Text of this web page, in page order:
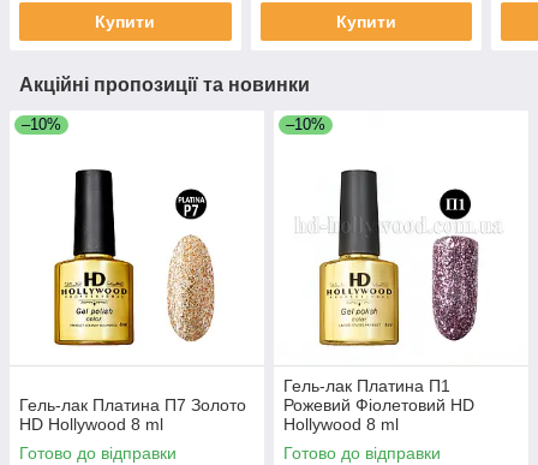
Купити Купити
Акційні пропозиції та новинки
–10%
Гель-лак Платина П7 Золото
HD Hollywood 8 ml
Готово до відправки
–10%
Гель-лак Платина П1
Рожевий Фіолетовий HD
Hollywood 8 ml
Готово до відправки